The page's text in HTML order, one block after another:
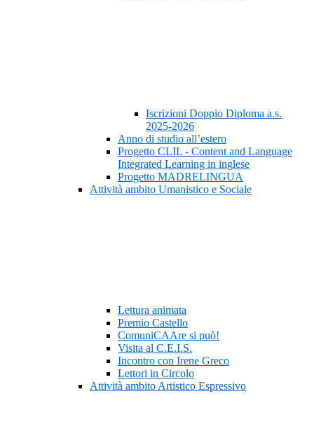
Iscrizioni Doppio Diploma a.s.
2025-2026
Anno di studio all’estero
Progetto CLIL - Content and Language
Integrated Learning in inglese
Progetto MADRELINGUA
Attività ambito Umanistico e Sociale
Lettura animata
Premio Castello
ComuniCAAre si può!
Visita al C.E.I.S.
Incontro con Irene Greco
Lettori in Circolo
Attività ambito Artistico Espressivo